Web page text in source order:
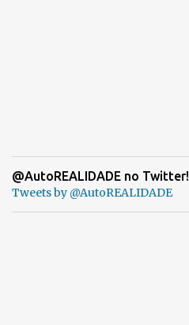
@AutoREALIDADE no Twitter!
Tweets by @AutoREALIDADE